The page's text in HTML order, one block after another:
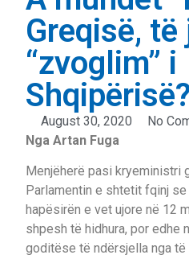
Greqisë, të
“zvoglim” i
August 30, 2020 No
Nga Artan Fuga
Menjëherë pasi kryeministri
Parlamentin e shtetit fqinj
hapësirën e vet ujore në 12
shpesh të hidhura, por edhe
goditëse të ndërsjella nga